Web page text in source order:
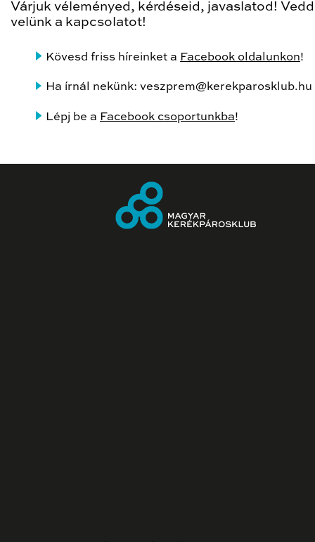
Várjuk véleményed, kérdéseid, javaslatod!
velünk a kapcsolatot!
Kövesd friss híreinket a Facebook oldalunkon!
Ha írnál nekünk: veszprem@kerekparosklub.hu
Lépj be a Facebook csoportunkba!